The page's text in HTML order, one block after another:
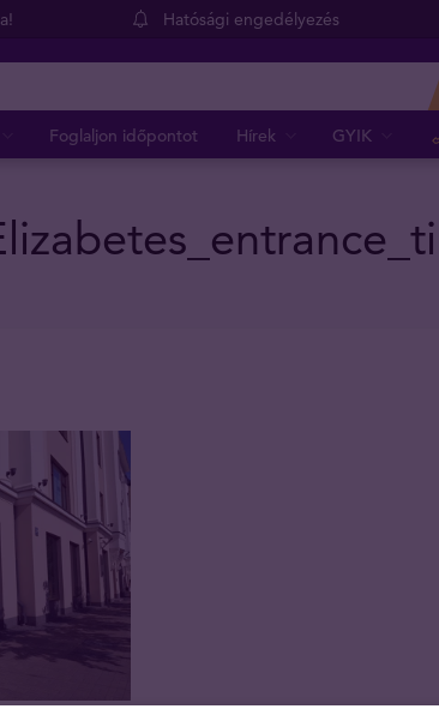
Hatósági engedélyezés
Foglaljon időpontot Hírek GYIK